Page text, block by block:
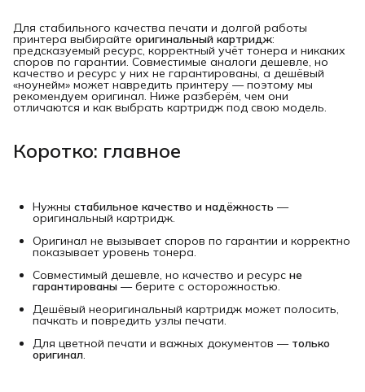
Для стабильного качества печати и долгой работы
принтера выбирайте оригинальный картридж:
предсказуемый ресурс, корректный учёт тонера и никаких
споров по гарантии. Совместимые аналоги дешевле, но
качество и ресурс у них не гарантированы, а дешёвый
«ноунейм» может навредить принтеру — поэтому мы
рекомендуем оригинал. Ниже разберём, чем они
отличаются и как выбрать картридж под свою модель.
Коротко: главное
Нужны стабильное качество и надёжность —
оригинальный картридж.
Оригинал не вызывает споров по гарантии и корректно
показывает уровень тонера.
Совместимый дешевле, но качество и ресурс не
гарантированы — берите с осторожностью.
Дешёвый неоригинальный картридж может полосить,
пачкать и повредить узлы печати.
Для цветной печати и важных документов — только
оригинал.